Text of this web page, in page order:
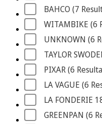
BAHCO (7
WITAMBIKE (6
UNKNOWN (6
TAYLOR
PIXAR (6
LA VAGUE (6
LA FONDERIE
GREENPAN (6